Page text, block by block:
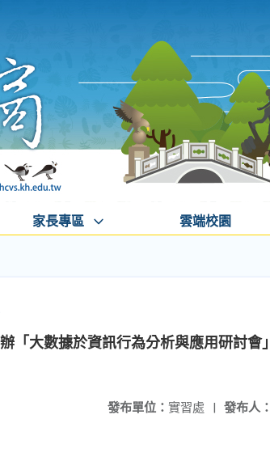
家長專區 雲端校園
「大數據於資訊行為分析與應用研討會
發布人：
發布單位： 實習處 |